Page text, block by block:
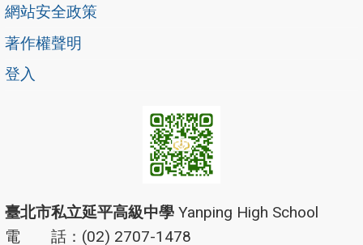
網站安全政策
著作權聲明
登入
臺北市私立延平高級中學 Yanping High School
電 話：(02) 2707-1478